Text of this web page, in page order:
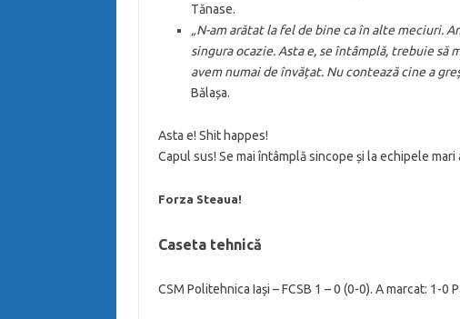
Tănase.
„N-am arătat la fel de bine ca în alte meciuri.
singura ocazie. Asta e, se întâmplă, trebuie să
avem numai de învățat. Nu contează cine a
Bălașa.
Asta e! Shit happes!
Capul sus! Se mai întâmplă sincope și la echipele mari
Forza Steaua!
Caseta tehnică
CSM Politehnica Iași – FCSB 1 – 0 (0-0). A marcat: 1-0